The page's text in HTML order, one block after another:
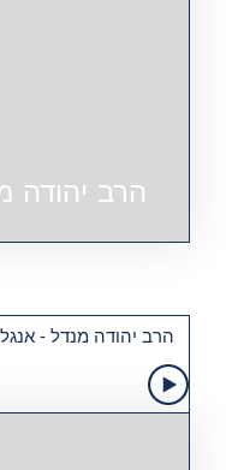
הרב יהודה מנדל -